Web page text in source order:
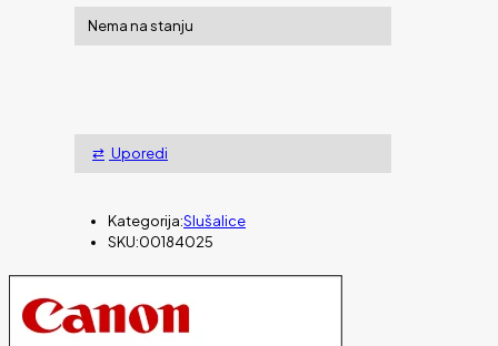
Nema na stanju
Uporedi
Kategorija:Slušalice
SKU:00184025